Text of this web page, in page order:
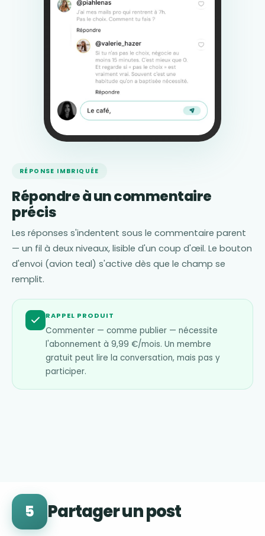
RÉPONSE IMBRIQUÉE
Répondre à un commentaire
précis
Les réponses s'indentent sous le commentaire parent
— un fil à deux niveaux, lisible d'un coup d'œil. Le bouton
d'envoi (avion teal) s'active dès que le champ se
remplit.
RAPPEL PRODUIT
Commenter — comme publier — nécessite
l'abonnement à 9,99 €/mois. Un membre
gratuit peut lire la conversation, mais pas y
participer.
5 Partager un post